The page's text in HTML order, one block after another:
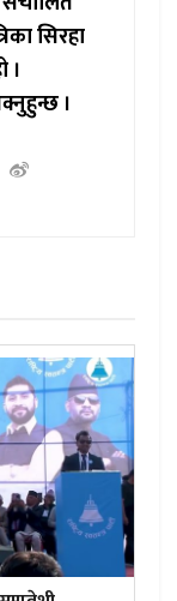
सिरहा
।
।